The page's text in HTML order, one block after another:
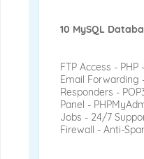
10 MySQL
FTP Access -
Email Forwarding
Responders -
Panel -
Jobs - 24/7
Firewall - Anti-